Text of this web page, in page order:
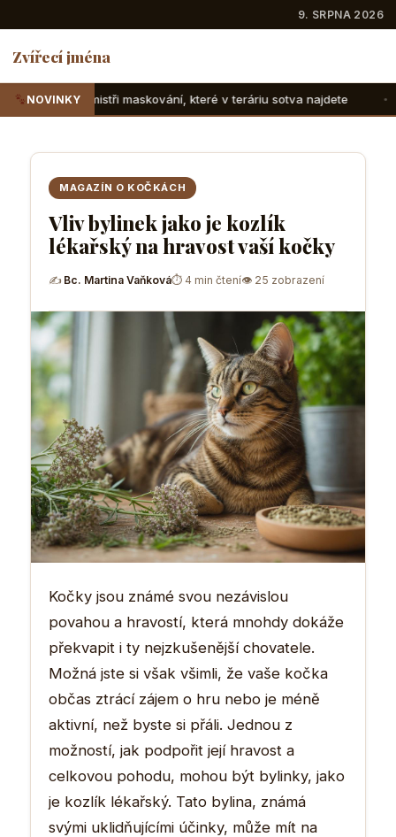
9. SRPNA 2026
Zvířecí jména
NOVINKYkteré v teráriu sotva najdete Suchozemské
MAGAZÍN O KOČKÁCH
Vliv bylinek jako je kozlík
lékařský na hravost vaší kočky
✍ Bc. Martina Vaňková⏱ 4 min čtení👁 25 zobrazení
Kočky jsou známé svou nezávislou
povahou a hravostí, která mnohdy dokáže
překvapit i ty nejzkušenější chovatele.
Možná jste si však všimli, že vaše kočka
občas ztrácí zájem o hru nebo je méně
aktivní, než byste si přáli. Jednou z
možností, jak podpořit její hravost a
celkovou pohodu, mohou být bylinky, jako
je kozlík lékařský. Tato bylina, známá
svými uklidňujícími účinky, může mít na